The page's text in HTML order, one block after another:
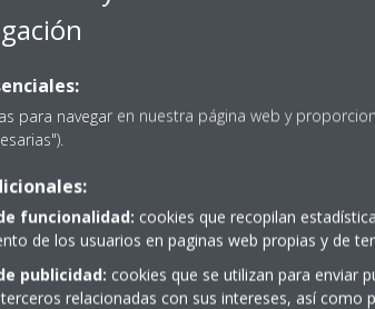
PIDE PRESUPUESTO
para navegar en nuestra página web y
funcionalidad: cookies que recopilan
de los usuarios en paginas web propias y de
publicidad: cookies que se utilizan para enviar
relacionadas con sus intereses, así como